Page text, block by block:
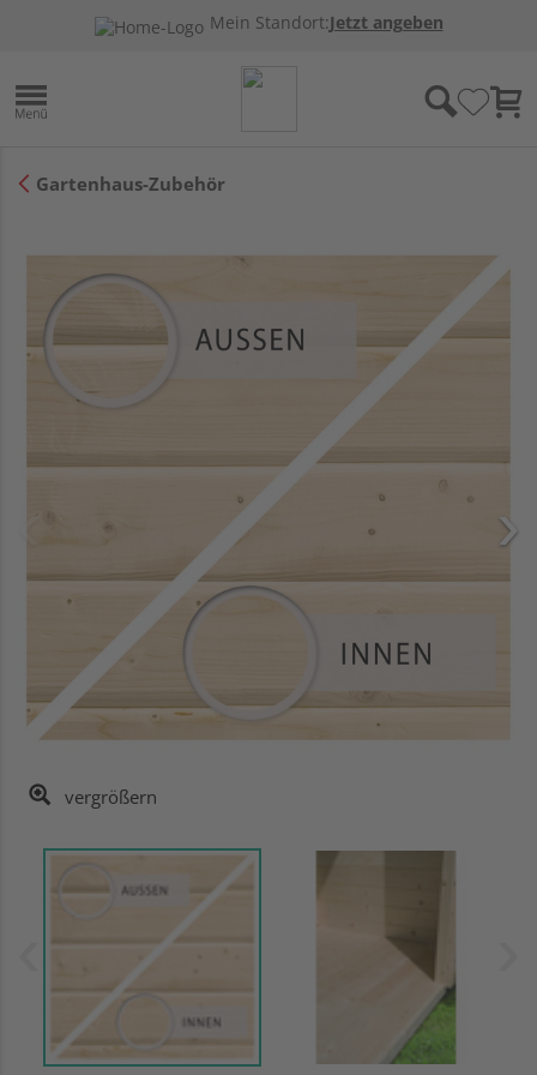
Mein Standort:Jetzt angeben
Gartenhaus-Zubehör
vergrößern